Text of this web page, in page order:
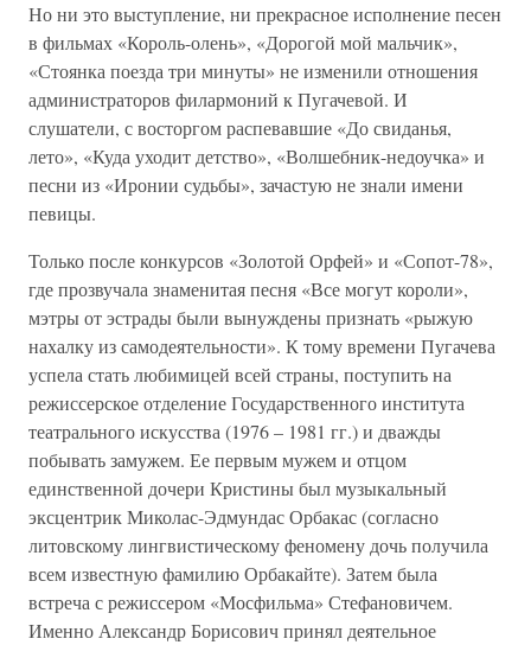
Но ни это выступление, ни прекрасное исполнение песен
в фильмах «Король-олень», «Дорогой мой мальчик»,
«Стоянка поезда три минуты» не изменили отношения
администраторов филармоний к Пугачевой. И
слушатели, с восторгом распевавшие «До свиданья,
лето», «Куда уходит детство», «Волшебник-недоучка» и
песни из «Иронии судьбы», зачастую не знали имени
певицы.
Только после конкурсов «Золотой Орфей» и «Сопот-78»,
где прозвучала знаменитая песня «Все могут короли»,
мэтры от эстрады были вынуждены признать «рыжую
нахалку из самодеятельности». К тому времени Пугачева
успела стать любимицей всей страны, поступить на
режиссерское отделение Государственного института
театрального искусства (1976 – 1981 гг.) и дважды
побывать замужем. Ее первым мужем и отцом
единственной дочери Кристины был музыкальный
эксцентрик Миколас-Эдмундас Орбакас (согласно
литовскому лингвистическому феномену дочь получила
всем известную фамилию Орбакайте). Затем была
встреча с режиссером «Мосфильма» Стефановичем.
Именно Александр Борисович принял деятельное